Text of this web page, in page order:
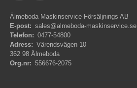
Älmeboda Maskinservice Försäljnings AB
E-post: sales@almeboda-maskinservice.se
Telefon: 0477-54800
Adress: Värendsvägen 10
362 98 Älmeboda
Org.nr: 556676-2075